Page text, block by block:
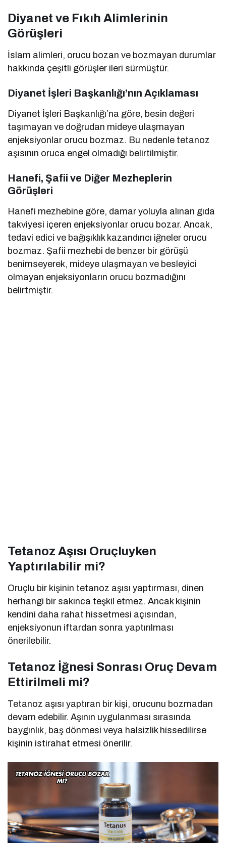
Diyanet ve Fıkıh Alimlerinin
Görüşleri
İslam alimleri, orucu bozan ve bozmayan durumlar
hakkında çeşitli görüşler ileri sürmüştür.
Diyanet İşleri Başkanlığı’nın Açıklaması
Diyanet İşleri Başkanlığı’na göre, besin değeri
taşımayan ve doğrudan mideye ulaşmayan
enjeksiyonlar orucu bozmaz. Bu nedenle tetanoz
aşısının oruca engel olmadığı belirtilmiştir.
Hanefi, Şafii ve Diğer Mezheplerin
Görüşleri
Hanefi mezhebine göre, damar yoluyla alınan gıda
takviyesi içeren enjeksiyonlar orucu bozar. Ancak,
tedavi edici ve bağışıklık kazandırıcı iğneler orucu
bozmaz. Şafii mezhebi de benzer bir görüşü
benimseyerek, mideye ulaşmayan ve besleyici
olmayan enjeksiyonların orucu bozmadığını
belirtmiştir.
Tetanoz Aşısı Oruçluyken
Yaptırılabilir mi?
Oruçlu bir kişinin tetanoz aşısı yaptırması, dinen
herhangi bir sakınca teşkil etmez. Ancak kişinin
kendini daha rahat hissetmesi açısından,
enjeksiyonun iftardan sonra yaptırılması
önerilebilir.
Tetanoz İğnesi Sonrası Oruç Devam
Ettirilmeli mi?
Tetanoz aşısı yaptıran bir kişi, orucunu bozmadan
devam edebilir. Aşının uygulanması sırasında
baygınlık, baş dönmesi veya halsizlik hissedilirse
kişinin istirahat etmesi önerilir.